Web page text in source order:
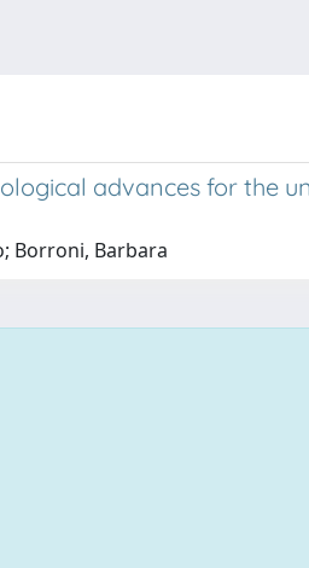
advances for the
Borroni, Barbara